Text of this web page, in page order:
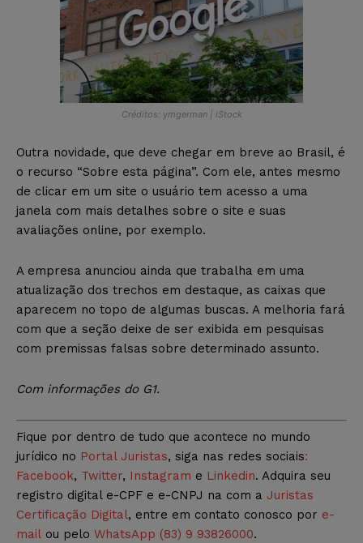
Créditos: ymgerman | iStock
Outra novidade, que deve chegar em breve ao Brasil, é
o recurso “Sobre esta página”. Com ele, antes mesmo
de clicar em um site o usuário tem acesso a uma
janela com mais detalhes sobre o site e suas
avaliações online, por exemplo.
A empresa anunciou ainda que trabalha em uma
atualização dos trechos em destaque, as caixas que
aparecem no topo de algumas buscas. A melhoria fará
com que a seção deixe de ser exibida em pesquisas
com premissas falsas sobre determinado assunto.
Com informações do G1.
Fique por dentro de tudo que acontece no mundo
jurídico no Portal Juristas, siga nas redes sociais:
Facebook, Twitter, Instagram e Linkedin. Adquira seu
registro digital e-CPF e e-CNPJ na com a Juristas
Certificação Digital, entre em contato conosco por e-
mail ou pelo WhatsApp (83) 9 93826000.